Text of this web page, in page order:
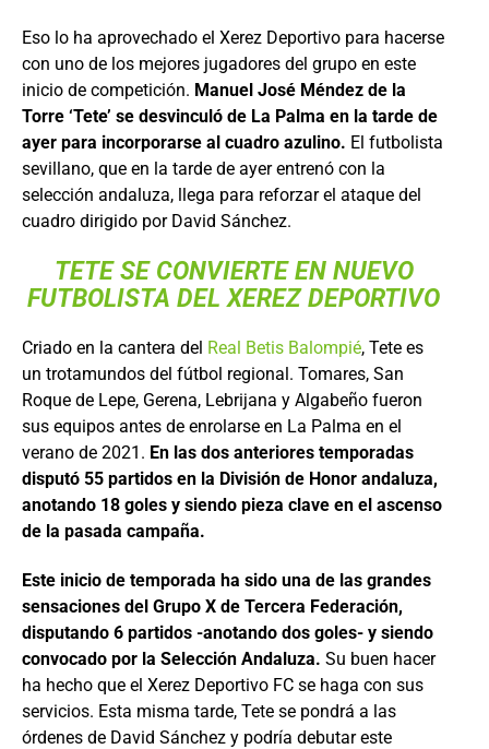
Eso lo ha aprovechado el Xerez Deportivo para hacerse
con uno de los mejores jugadores del grupo en este
inicio de competición. Manuel José Méndez de la
Torre ‘Tete’ se desvinculó de La Palma en la tarde de
ayer para incorporarse al cuadro azulino. El futbolista
sevillano, que en la tarde de ayer entrenó con la
selección andaluza, llega para reforzar el ataque del
cuadro dirigido por David Sánchez.
TETE SE CONVIERTE EN NUEVO
FUTBOLISTA DEL XEREZ DEPORTIVO
Criado en la cantera del Real Betis Balompié, Tete es
un trotamundos del fútbol regional. Tomares, San
Roque de Lepe, Gerena, Lebrijana y Algabeño fueron
sus equipos antes de enrolarse en La Palma en el
verano de 2021. En las dos anteriores temporadas
disputó 55 partidos en la División de Honor andaluza,
anotando 18 goles y siendo pieza clave en el ascenso
de la pasada campaña.
Este inicio de temporada ha sido una de las grandes
sensaciones del Grupo X de Tercera Federación,
disputando 6 partidos -anotando dos goles- y siendo
convocado por la Selección Andaluza. Su buen hacer
ha hecho que el Xerez Deportivo FC se haga con sus
servicios. Esta misma tarde, Tete se pondrá a las
órdenes de David Sánchez y podría debutar este